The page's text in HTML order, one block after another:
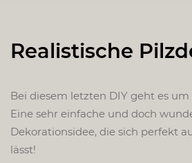
Realistische
Bei diesem letzten DIY geht es
Eine sehr einfache und doch
Dekorationsidee, die sich perfekt
lässt!